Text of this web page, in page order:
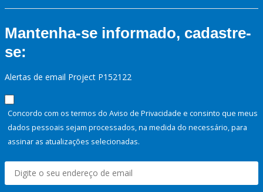
Mantenha-se informado, cadastre-
se:
Alertas de email Project P152122
Concordo com os termos do Aviso de Privacidade e consinto que meus
dados pessoais sejam processados, na medida do necessário, para
assinar as atualizações selecionadas.